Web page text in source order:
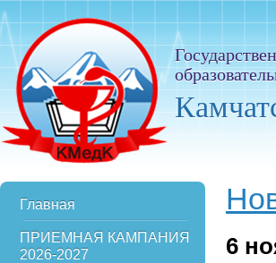
Главная
ПРИЕМНАЯ КАМПАНИЯ
2026-2027
6